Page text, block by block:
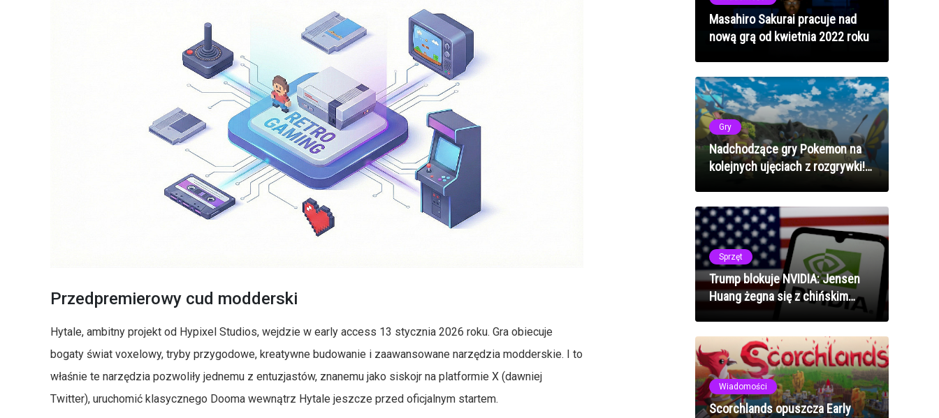
Przedpremierowy cud modderski
Hytale, ambitny projekt od Hypixel Studios, wejdzie w early access 13 stycznia 2026 roku. Gra obiecuje
bogaty świat voxelowy, tryby przygodowe, kreatywne budowanie i zaawansowane narzędzia modderskie. I to
właśnie te narzędzia pozwoliły jednemu z entuzjastów, znanemu jako siskojr na platformie X (dawniej
Twitter), uruchomić klasycznego Dooma wewnątrz Hytale jeszcze przed oficjalnym startem.
Masahiro Sakurai pracuje nad
nową grą od kwietnia 2022 roku
Gry
Nadchodzące gry Pokemon na
kolejnych ujęciach z rozgrywki!
Sprzęt
Trump blokuje NVIDIA: Jensen
Huang żegna się z chińskim
Wiadomości
Scorchlands opuszcza Early